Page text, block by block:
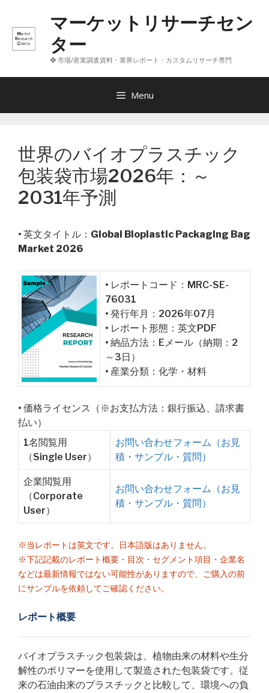
へ
マーケットリサーチセン
ター
❖ 市場/産業調査資料・業界レポート・カスタムリサーチ専門
Menu
世界のバイオプラスチック
包装袋市場2026年：～
2031年予測
• 英文タイトル： Global Bioplastic Packaging Bag
Market 2026
• レポートコード：MRC-SE-
76031
• 発行年月：2026年07月
• レポート形態：英文PDF
• 納品方法：Eメール（納期：2
～3日）
• 産業分類：化学・材料
• 価格ライセンス（※お支払方法：銀行振込、請求書
払い）
1名閲覧用
（Single User）
お問い合わせフォーム（お見
積・サンプル・質問）
企業閲覧用
（Corporate
User）
お問い合わせフォーム（お見
積・サンプル・質問）
※当レポートは英文です。日本語版はありません。
※下記記載のレポート概要・目次・セグメント項目・企業名
などは最新情報ではない可能性がありますので、ご購入の前
にサンプルを依頼してご確認ください。
レポート概要
バイオプラスチック包装袋は、植物由来の材料や生分
解性のポリマーを使用して製造された包装袋です。従
来の石油由来のプラスチックと比較して、環境への負